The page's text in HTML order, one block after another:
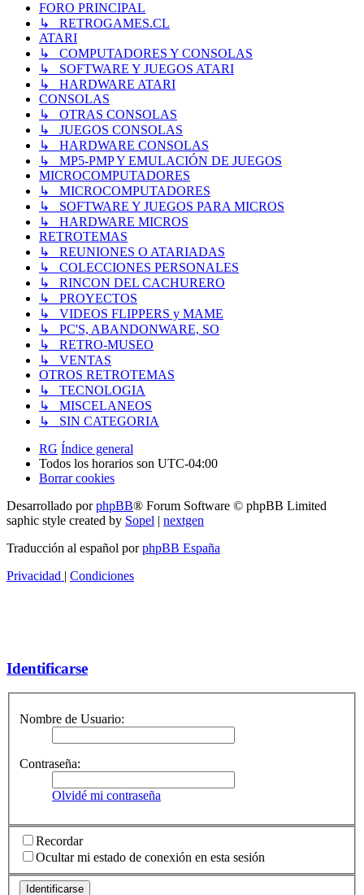
FORO PRINCIPAL
↳ RETROGAMES.CL
ATARI
↳ COMPUTADORES Y CONSOLAS
↳ SOFTWARE Y JUEGOS ATARI
↳ HARDWARE ATARI
CONSOLAS
↳ OTRAS CONSOLAS
↳ JUEGOS CONSOLAS
↳ HARDWARE CONSOLAS
↳ MP5-PMP Y EMULACIÓN DE JUEGOS
MICROCOMPUTADORES
↳ MICROCOMPUTADORES
↳ SOFTWARE Y JUEGOS PARA MICROS
↳ HARDWARE MICROS
RETROTEMAS
↳ REUNIONES O ATARIADAS
↳ COLECCIONES PERSONALES
↳ RINCON DEL CACHURERO
↳ PROYECTOS
↳ VIDEOS FLIPPERS y MAME
↳ PC'S, ABANDONWARE, SO
↳ RETRO-MUSEO
↳ VENTAS
OTROS RETROTEMAS
↳ TECNOLOGIA
↳ MISCELANEOS
↳ SIN CATEGORIA
RG Índice general
Todos los horarios son UTC-04:00
Borrar cookies
Desarrollado porphpBB® Forum Software © phpBB Limited
saphic style created by Sopel | nextgen
Traducción al español porphpBB España
Privacidad | Condiciones
Identificarse
Nombre de Usuario:
Contraseña:
Olvidé mi contraseña
Recordar
Ocultar mi estado de conexión en esta sesión